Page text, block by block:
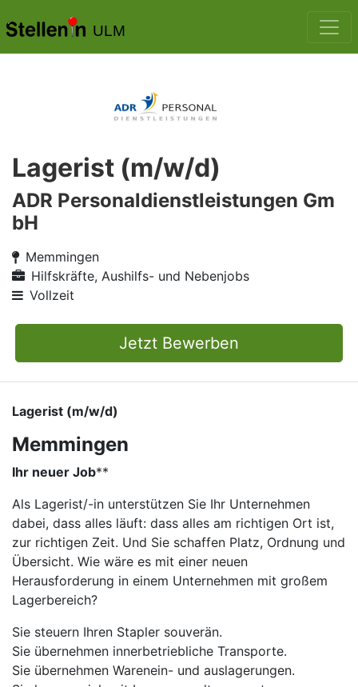
ULM
Lagerist (m/w/d)
ADR Personaldienstleistungen Gm
bH
Memmingen
Hilfskräfte, Aushilfs- und Nebenjobs
Vollzeit
Jetzt Bewerben
Lagerist (m/w/d)
Memmingen
Ihr neuer Job​**
Als Lagerist/-in unterstützen Sie Ihr Unternehmen
dabei, dass alles läuft: dass alles am richtigen Ort ist,
zur richtigen Zeit. Und Sie schaffen Platz, Ordnung und
Übersicht. Wie wäre es mit einer neuen
Herausforderung in einem Unternehmen mit großem
Lagerbereich?
Sie steuern Ihren Stapler souverän.
Sie übernehmen innerbetriebliche Transporte.
Sie übernehmen Warenein- und auslagerungen.